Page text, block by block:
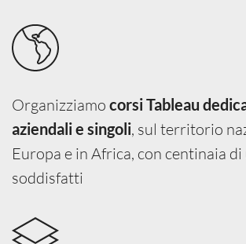
Organizziamo corsi Tableau
aziendali e singoli, sul territorio
Europa e in Africa, con centinaia
soddisfatti